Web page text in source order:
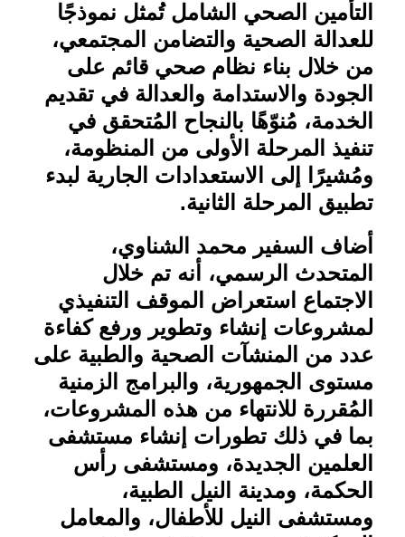
التأمين الصحي الشامل تُمثل نموذجًا
للعدالة الصحية والتضامن المجتمعي،
من خلال بناء نظام صحي قائم على
الجودة والاستدامة والعدالة في تقديم
الخدمة، مُنوّهًا بالنجاح المُتحقق في
تنفيذ المرحلة الأولى من المنظومة،
ومُشيرًا إلى الاستعدادات الجارية لبدء
تطبيق المرحلة الثانية.
أضاف السفير محمد الشناوي،
المتحدث الرسمي، أنه تم خلال
الاجتماع استعراض الموقف التنفيذي
لمشروعات إنشاء وتطوير ورفع كفاءة
عدد من المنشآت الصحية والطبية على
مستوى الجمهورية، والبرامج الزمنية
المُقررة للانتهاء من هذه المشروعات،
بما في ذلك تطورات إنشاء مستشفى
العلمين الجديدة، ومستشفى رأس
الحكمة، ومدينة النيل الطبية،
ومستشفى النيل للأطفال، والمعامل